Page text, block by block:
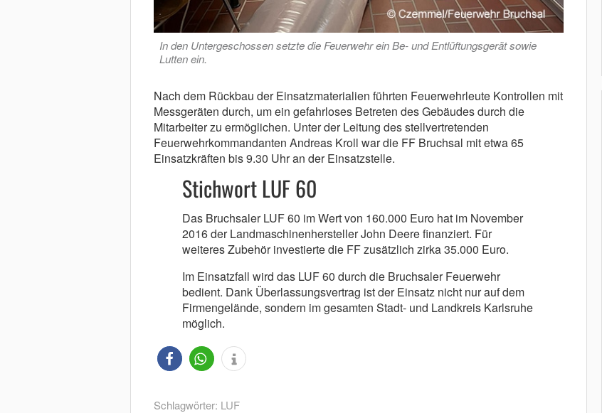
In den Untergeschossen setzte die Feuerwehr ein Be- und Entlüftungsgerät sowie
Lutten ein.
Nach dem Rückbau der Einsatzmaterialien führten Feuerwehrleute Kontrollen mit
Messgeräten durch, um ein gefahrloses Betreten des Gebäudes durch die
Mitarbeiter zu ermöglichen. Unter der Leitung des stellvertretenden
Feuerwehrkommandanten Andreas Kroll war die FF Bruchsal mit etwa 65
Einsatzkräften bis 9.30 Uhr an der Einsatzstelle.
Stichwort LUF 60
Das Bruchsaler LUF 60 im Wert von 160.000 Euro hat im November
2016 der Landmaschinenhersteller John Deere finanziert. Für
weiteres Zubehör investierte die FF zusätzlich zirka 35.000 Euro.
Im Einsatzfall wird das LUF 60 durch die Bruchsaler Feuerwehr
bedient. Dank Überlassungsvertrag ist der Einsatz nicht nur auf dem
Firmengelände, sondern im gesamten Stadt- und Landkreis Karlsruhe
möglich.
Schlagwörter: LUF